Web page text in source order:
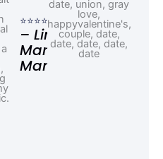
⭐⭐⭐⭐⭐
– Linda,
Marketing
Manager